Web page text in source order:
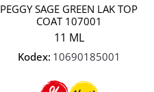
PEGGY SAGE GREEN LAK TOP
COAT 107001
11 ML
Kodex: 10690185001